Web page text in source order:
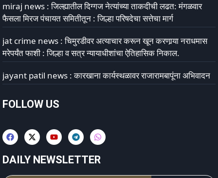
miraj news : जिल्ह्यातील दिग्गज नेत्यांच्या ताकदीची लढत: मंगळवार
फैसला मिरज पंचायत समितीतून : जिल्हा परिषदेचा सत्तेचा मार्ग
jat crime news : चिमुरडीवर अत्याचार करून खून करणार्‍या नराधमास
मरेपर्यंत फाशी : जिल्हा व सत्र न्यायाधीशांचा ऐतिहासिक निकाल.
jayant patil news : कारखाना कार्यस्थळावर राजारामबापूंना अभिवादन
FOLLOW US
DAILY NEWSLETTER